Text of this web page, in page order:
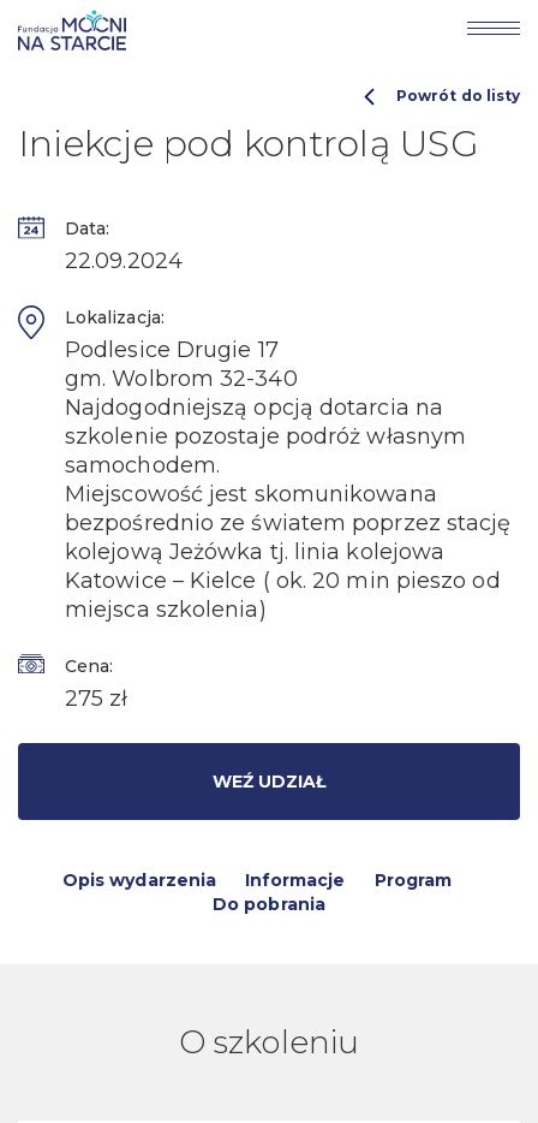
Iniekcje pod kontrolą USG
Powrót do listy
Data:
22.09.2024
Lokalizacja:
Podlesice Drugie 17
gm. Wolbrom 32-340
Najdogodniejszą opcją dotarcia na
szkolenie pozostaje podróż własnym
samochodem.
Miejscowość jest skomunikowana
bezpośrednio ze światem poprzez stację
kolejową Jeżówka tj. linia kolejowa
Katowice – Kielce ( ok. 20 min pieszo od
miejsca szkolenia)
Cena:
275 zł
WEŹ UDZIAŁ
Opis wydarzenia Informacje
Program
Do pobrania
O szkoleniu